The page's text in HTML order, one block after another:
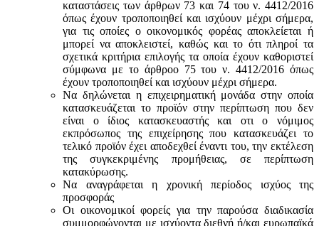
καταστάσεις των άρθρων 73 και 74 του ν. 4412/2016
όπως έχουν τροποποιηθεί και ισχύουν μέχρι σήμερα,
για τις οποίες ο οικονομικός φορέας αποκλείεται ή
μπορεί να αποκλειστεί, καθώς και το ότι πληροί τα
σχετικά κριτήρια επιλογής τα οποία έχουν καθοριστεί
σύμφωνα με τo άρθροo 75 του ν. 4412/2016 όπως
έχουν τροποποιηθεί και ισχύουν μέχρι σήμερα.
Να δηλώνεται η επιχειρηματική μονάδα στην οποία
κατασκευάζεται το προϊόν στην περίπτωση που δεν
είναι ο ίδιος κατασκευαστής και oτι ο νόμιμος
εκπρόσωπος της επιχείρησης που κατασκευάζει το
τελικό προϊόν έχει αποδεχθεί έναντι του, την εκτέλεση
της συγκεκριμένης προμήθειας, σε περίπτωση
κατακύρωσης.
Να αναγράφεται η χρονική περίοδος ισχύος της
προσφοράς
Οι οικονομικοί φορείς για την παρούσα διαδικασία
συμμορφώνονται με ισχύοντα διεθνή ή/και ευρωπαϊκά